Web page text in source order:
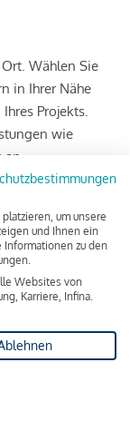
Wählen Sie
in Ihrer Nähe
Projekts.
wie
vor Ort
kostenlos
um unsere
und Ihnen ein
zu den
Websites von
Karriere, Infina.